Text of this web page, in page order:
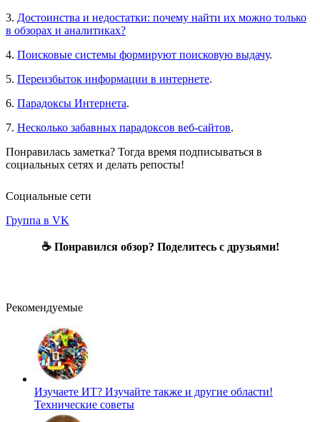
3. Достоинства и недостатки: почему найти их можно только
в обзорах и аналитиках?
4. Поисковые системы формируют поисковую выдачу.
5. Переизбыток информации в интернете.
6. Парадоксы Интернета.
7. Несколько забавных парадоксов веб-сайтов.
Понравилась заметка? Тогда время подписываться в
социальных сетях и делать репосты!
Социальные сети
Группа в VK
☕ Понравился обзор? Поделитесь с друзьями!
Рекомендуемые
Изучаете ИТ? Изучайте также и другие области!
Технические советы